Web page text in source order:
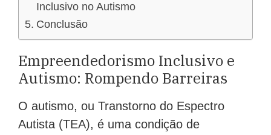
Inclusivo no Autismo
Conclusão
Empreendedorismo Inclusivo e
Autismo: Rompendo Barreiras
O autismo, ou Transtorno do Espectro
Autista (TEA), é uma condição de